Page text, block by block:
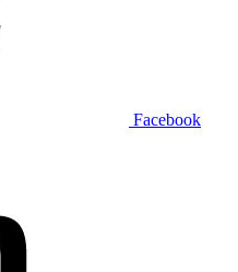
Facebook